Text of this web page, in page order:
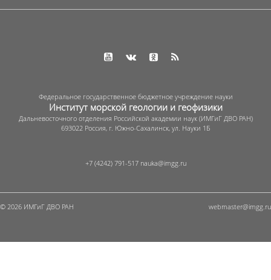
Федеральное государственное бюджетное учреждение науки
Институт морской геологии и геофизики
Дальневосточного отделения Российской академии наук (ИМГиГ ДВО РАН)
693022 Россия, г. Южно-Сахалинск, ул. Науки 1Б
+7 (4242) 791-517
© 2026 ИМГиГ ДВО РАН